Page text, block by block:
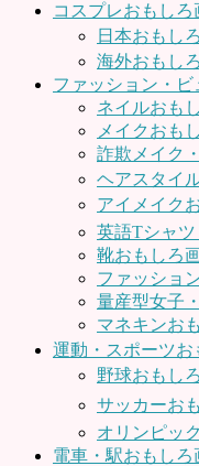
コスプレおもしろ
日本おもし
海外おもし
ファッション・
ネイルおも
メイクおも
詐欺メイク
ヘアスタイ
アイメイク
英語Tシャ
靴おもしろ
ファッショ
量産型女子
マネキンお
運動・スポーツお
野球おもし
サッカーお
オリンピッ
電車・駅おもしろ